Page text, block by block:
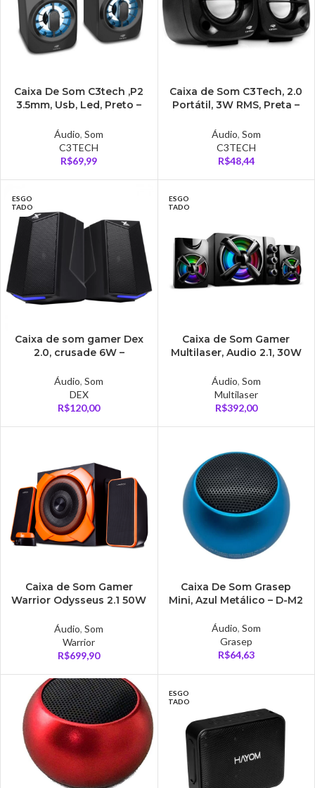
Caixa De Som C3tech ,P2
3.5mm, Usb, Led, Preto –
Áudio,Som
C3TECH
R$69,99
Caixa de Som C3Tech, 2.0
Portátil, 3W RMS, Preta –
Áudio, Som
C3TECH
R$48,44
ESGO
TADO
Caixa de som gamer Dex
2.0, crusade 6W –
Áudio,Som
DEX
R$120,00
ESGO
TADO
Caixa de Som Gamer
Multilaser, Audio 2.1, 30W
Áudio, Som
Multilaser
R$392,00
Caixa de Som Gamer
Warrior Odysseus 2.1 50W
Áudio,Som
Warrior
R$699,90
Caixa De Som Grasep
Mini, Azul Metálico – D-M2
Áudio, Som
Grasep
R$64,63
ESGO
TADO